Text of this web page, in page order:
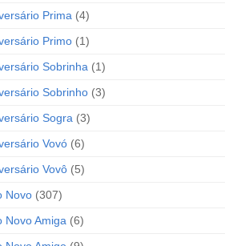
Prima (4)
Primo (1)
Sobrinha (1)
Sobrinho (3)
Sogra (3)
Vovó (6)
Vovô (5)
Novo (307)
Novo Amiga (6)